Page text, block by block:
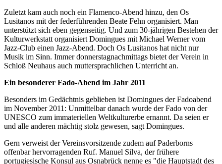
Zuletzt kam auch noch ein Flamenco-Abend hinzu, den Os
Lusitanos mit der federführenden Beate Fehn organisiert. Man
unterstützt sich eben gegenseitig. Und zum 30-jährigen Bestehen der
Kulturwerkstatt organisiert Domingues mit Michael Werner vom
Jazz-Club einen Jazz-Abend. Doch Os Lusitanos hat nicht nur
Musik im Sinn. Immer donnerstagnachmittags bietet der Verein in
Schloß Neuhaus auch muttersprachlichen Unterricht an.
Ein besonderer Fado-Abend im Jahr 2011
Besonders im Gedächtnis geblieben ist Domingues der Fadoabend
im November 2011: Unmittelbar danach wurde der Fado von der
UNESCO zum immateriellen Weltkulturerbe ernannt. Da seien er
und alle anderen mächtig stolz gewesen, sagt Domingues.
Gern verweist der Vereinsvorsitzende zudem auf Paderborns
offenbar hervorragenden Ruf. Manuel Silva, der frühere
portugiesische Konsul aus Osnabrück nenne es "die Hauptstadt des